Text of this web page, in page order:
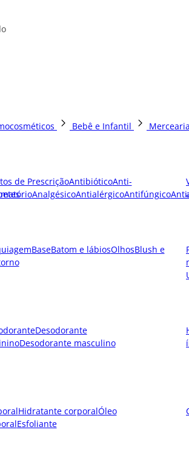
Bebê e Infantil
Mercearia
de PrescriçãoAntibióticoAnti-
AnalgésicoAntialérgicoAntifúngico
BaseBatom e lábiosOlhosBlush e
Desodorante
Desodorante masculino
Hidratante corporalÓleo
Esfoliante